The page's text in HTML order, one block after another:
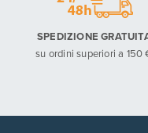
SPEDIZIONE
su ordini superiori a 150